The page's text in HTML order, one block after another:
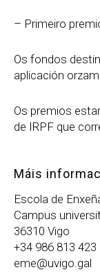
– Primeiro
Os fondos
aplicación
Os premios
de IRPF que
Máis
Escola de
Campus
36310 Vigo
+34 986 813 423
eme@uvigo.gal